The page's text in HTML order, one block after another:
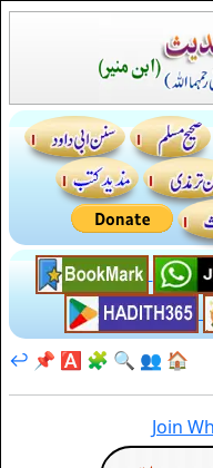
🏠
👥
🔍
🧩
🅰️
📌
↩️
Join